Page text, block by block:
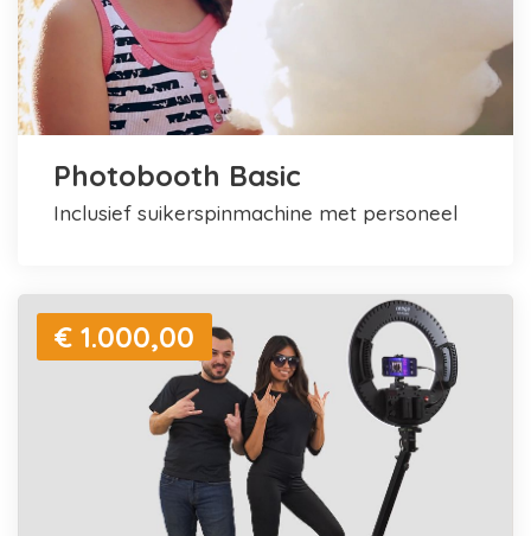
Photobooth Basic
inclusief suikerspinmachine met personeel
€ 1.000,00